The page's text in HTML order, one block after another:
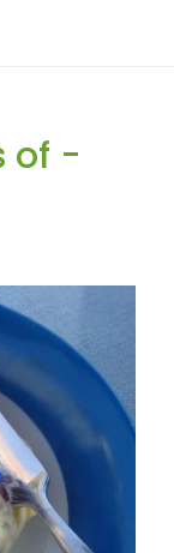
of -